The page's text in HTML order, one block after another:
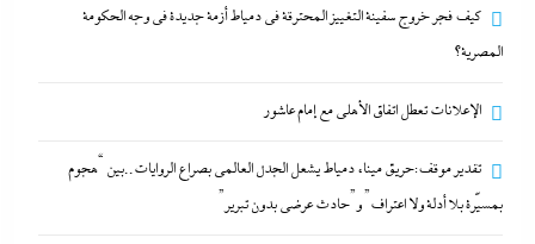
بعد ممدانى، عبد الرحمن السيد يرعبهم: إيباك الصهيونية
تنفق ملايين الدولارات لإنقاذ المد الإسرائيلي في أمريكا
29 يوليو، 2026
كيف فجر خروج سفينة التغييز المحترقة في دمياط أزمة
جديدة في وجه الحكومة المصرية؟
كيف فجر خروج سفينة التغييز المحترقة في دمياط أزمة جديدة في وجه الحكومة
المصرية؟
الإعلانات تعطل اتفاق الأهلى مع إمام عاشور
تقدير موقف:حريق ميناء دمياط يشعل الجدل العالمي بصراع الروايات..بين “هجوم
بمسيّرة بلا أدلة ولا اعتراف” و”حادث عرضي بدون تبرير”